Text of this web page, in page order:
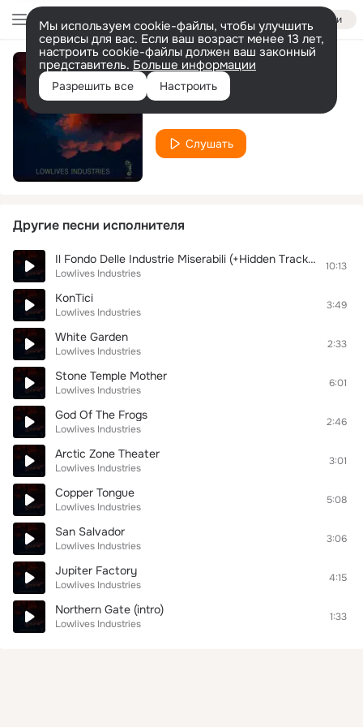
Войти
Мы используем cookie-файлы, чтобы улучшить
сервисы для вас. Если ваш возраст менее 13 лет,
настроить cookie-файлы должен ваш законный
представитель. Больше информации
Разрешить все Настроить
Electric Sea
Слушать
Другие песни исполнителя
Il Fondo Delle Industrie Miserabili (+Hidden Track Farewell To The Old Sun)
Lowlives Industries
10:13
KonTici
Lowlives Industries
3:49
White Garden
Lowlives Industries
2:33
Stone Temple Mother
Lowlives Industries
6:01
God Of The Frogs
Lowlives Industries
2:46
Arctic Zone Theater
Lowlives Industries
3:01
Copper Tongue
Lowlives Industries
5:08
San Salvador
Lowlives Industries
3:06
Jupiter Factory
Lowlives Industries
4:15
Northern Gate (intro)
Lowlives Industries
1:33